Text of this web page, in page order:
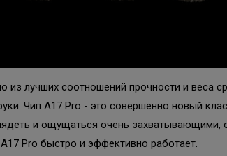
из лучших соотношений прочности и веса
Чип A17 Pro - это совершенно новый
и ощущаться очень захватывающими,
Pro быстро и эффективно работает.